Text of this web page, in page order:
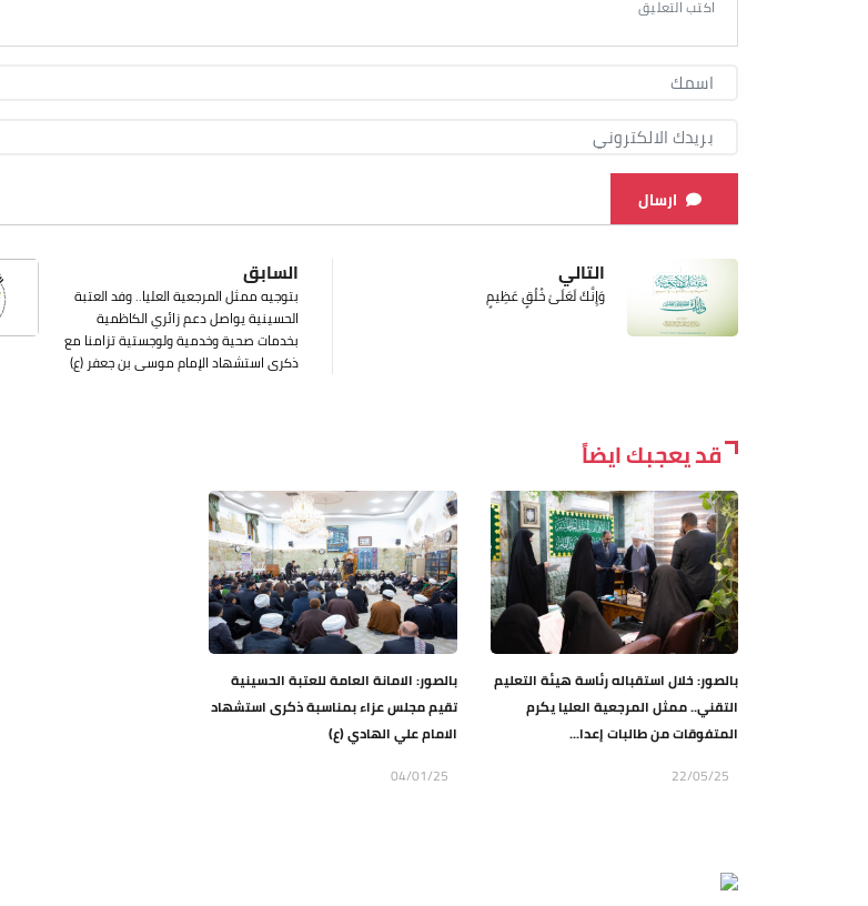
ارسال
السابق
بتوجيه ممثل المرجعية العليا.. وفد العتبة
الحسينية يواصل دعم زائري الكاظمية
بخدمات صحية وخدمية ولوجستية تزامنا مع
ذكرى استشهاد الإمام موسى بن جعفر (ع)
التالي
وَإِنَّكَ لَعَلَىٰ خُلُقٍ عَظِيمٍ
قد يعجبك ايضاً
بالصور: خلال استقباله رئاسة هيئة التعليم
التقني.. ممثل المرجعية العليا يكرم
المتفوقات من طالبات إعدا...
22/05/25
بالصور: الامانة العامة للعتبة الحسينية
تقيم مجلس عزاء بمناسبة ذكرى استشهاد
الامام علي الهادي (ع)
04/01/25